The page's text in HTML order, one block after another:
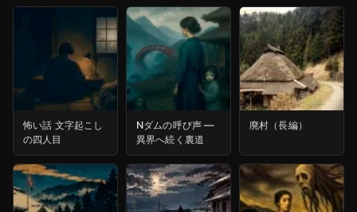
怖い話 文字起こし
の四人目
Nダムの呼び声 ―
異界へ続く裏道
廃村（長編）